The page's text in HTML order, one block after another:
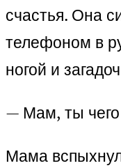
счастья. Она
телефоном в
ногой и
— Мам, ты чего
Мама